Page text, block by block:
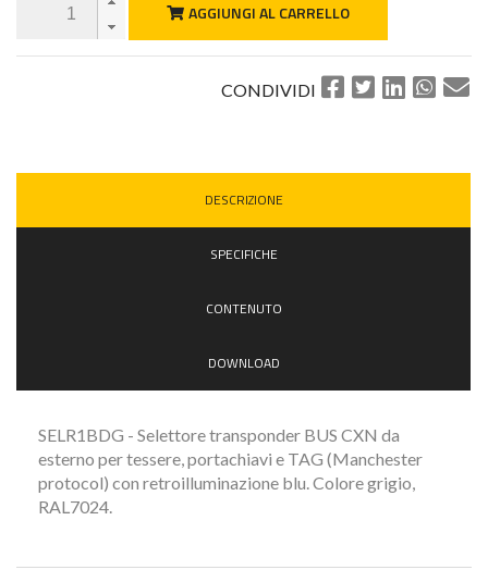
AGGIUNGI AL CARRELLO
CONDIVIDI
DESCRIZIONE
SPECIFICHE
CONTENUTO
DOWNLOAD
SELR1BDG - Selettore transponder BUS CXN da
esterno per tessere, portachiavi e TAG (Manchester
protocol) con retroilluminazione blu. Colore grigio,
RAL7024.